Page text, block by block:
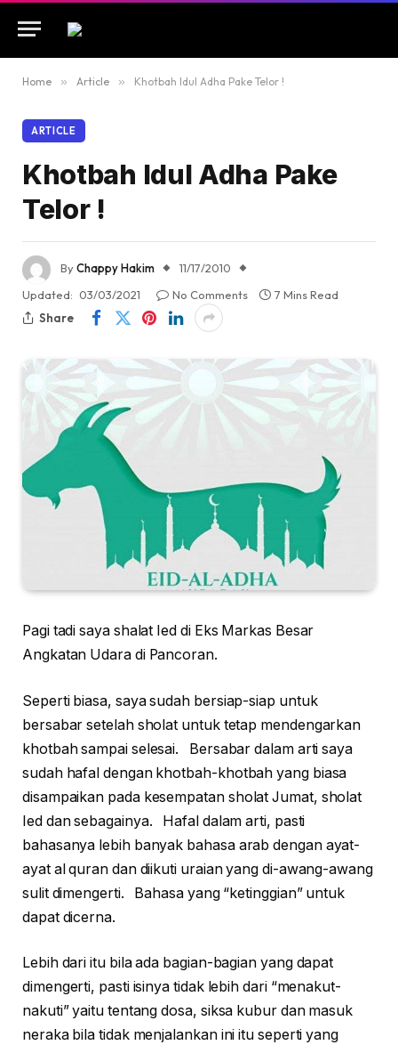
Home » Article » Khotbah Idul Adha Pake Telor !
ARTICLE
Khotbah Idul Adha Pake
Telor !
ByChappy Hakim
11/17/2010
Updated: 03/03/2021 No Comments
7 Mins Read
Share
Pagi tadi saya shalat Ied di Eks Markas Besar
Angkatan Udara di Pancoran.
Seperti biasa, saya sudah bersiap-siap untuk
bersabar setelah sholat untuk tetap mendengarkan
khotbah sampai selesai. Bersabar dalam arti saya
sudah hafal dengan khotbah-khotbah yang biasa
disampaikan pada kesempatan sholat Jumat, sholat
Ied dan sebagainya. Hafal dalam arti, pasti
bahasanya lebih banyak bahasa arab dengan ayat-
ayat al quran dan diikuti uraian yang di-awang-awang
sulit dimengerti. Bahasa yang “ketinggian” untuk
dapat dicerna.
Lebih dari itu bila ada bagian-bagian yang dapat
dimengerti, pasti isinya tidak lebih dari “menakut-
nakuti” yaitu tentang dosa, siksa kubur dan masuk
neraka bila tidak menjalankan ini itu seperti yang